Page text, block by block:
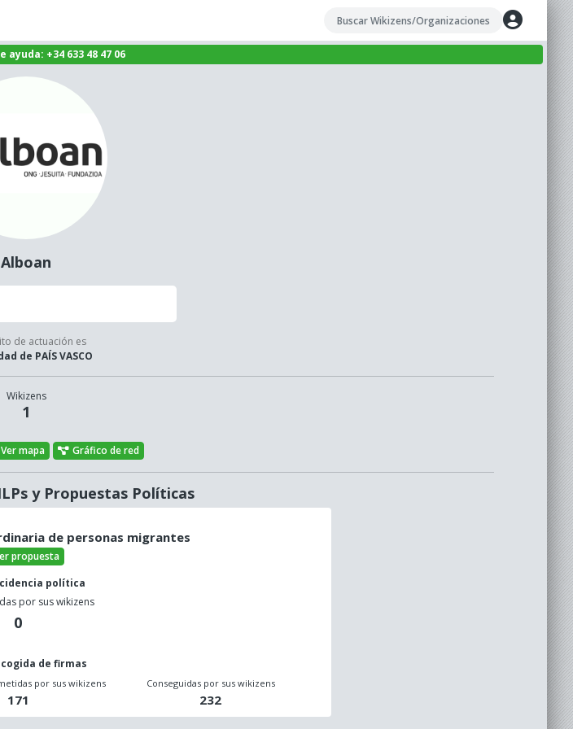
ayuda: +34 633 48 47 06
Alboan
de actuación es
de PAÍS VASCO
Wikizens
1
Ver mapa Gráfico de red
y Propuestas Políticas
de personas migrantes
propuesta
política
por sus wikizens
0
de firmas
por sus wikizens
171
Conseguidas por sus wikizens
232